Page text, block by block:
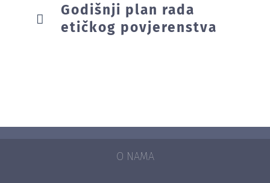
Godišnji plan rada
etičkog povjerenstva
O NAMA